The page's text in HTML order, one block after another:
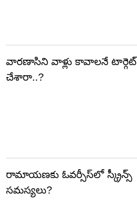
వారణాసిని వాళ్లు కావాలనే టార్గెట్
చేశారా..?
రామాయణకు ఓవర్సీస్‌లో స్క్రీన్స్
సమస్యలు?